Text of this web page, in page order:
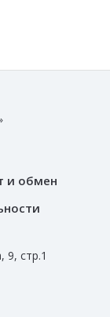
и обмен
9, стр.1